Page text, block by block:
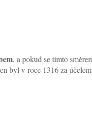
, a pokud se tímto
byl v roce 1316 za